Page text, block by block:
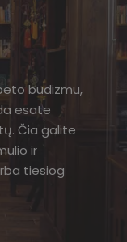
budizmu,
esate
Čia galite
ir
tiesiog